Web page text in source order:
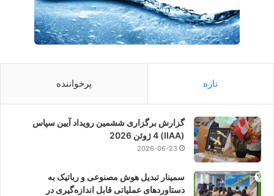
تازه پرخواننده
گزارش برگزاری ششمین رویداد آیین سپاس
(IIAA) 4 ژوئن 2026
2026-06-23
سمینار تبدیل هوش مصنوعی و رباتیک به
دستاوردهای عملیاتی قابل اندازه‌گیری در